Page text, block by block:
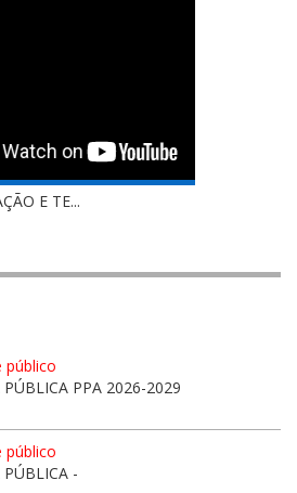
E TE...
público
PPA 2026-2029
público
-